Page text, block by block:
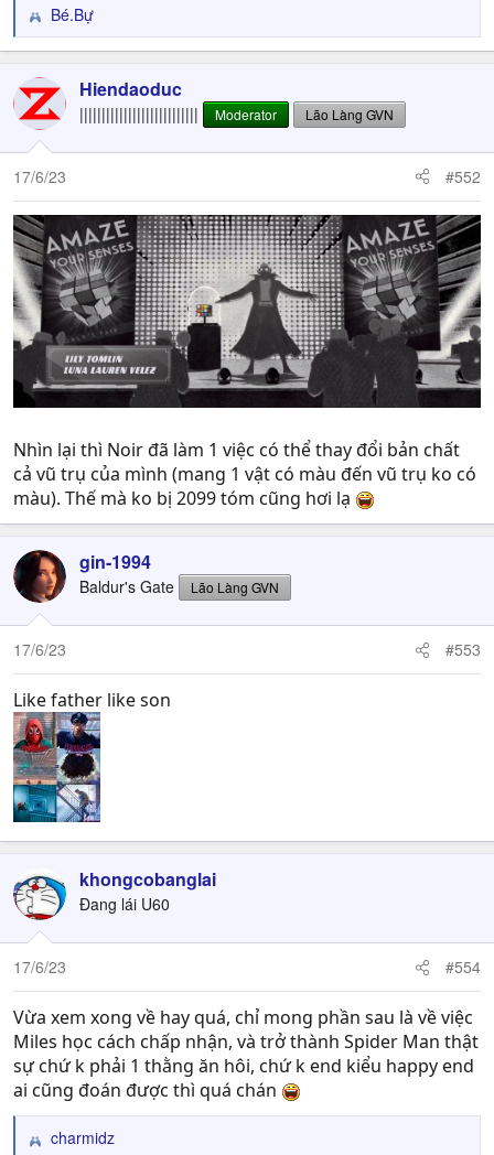
R
e
c
t
i
o
n
s
:
Bé.Bự
Hiendaoduc
||||||||||||||||||||||||||| Moderator Lão Làng GVN
17/6/23 #552
Nhìn lại thì Noir đã làm 1 việc có thể thay đổi bản chất
cả vũ trụ của mình (mang 1 vật có màu đến vũ trụ ko có
màu). Thế mà ko bị 2099 tóm cũng hơi lạ
gin-1994
Baldur's Gate Lão Làng GVN
17/6/23 #553
Like father like son
khongcobanglai
Đang lái U60
17/6/23 #554
Vừa xem xong về hay quá, chỉ mong phần sau là về việc
Miles học cách chấp nhận, và trở thành Spider Man thật
sự chứ k phải 1 thằng ăn hôi, chứ k end kiểu happy end
ai cũng đoán được thì quá chán
R charmidz